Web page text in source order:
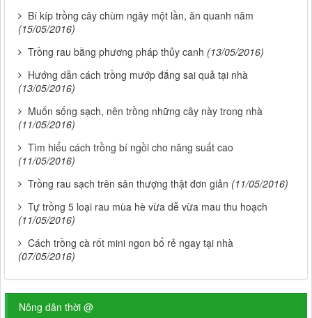
Bí kíp trồng cây chùm ngây một lần, ăn quanh năm
(15/05/2016)
Trồng rau bằng phương pháp thủy canh (13/05/2016)
Hướng dẫn cách trồng mướp đắng sai quả tại nhà
(13/05/2016)
Muốn sống sạch, nên trồng những cây này trong nhà
(11/05/2016)
Tìm hiểu cách trồng bí ngồi cho năng suất cao
(11/05/2016)
Trồng rau sạch trên sân thượng thật đơn giản (11/05/2016)
Tự trồng 5 loại rau mùa hè vừa dễ vừa mau thu hoạch
(11/05/2016)
Cách trồng cà rốt mini ngon bổ rẻ ngay tại nhà
(07/05/2016)
Nông dân thời @